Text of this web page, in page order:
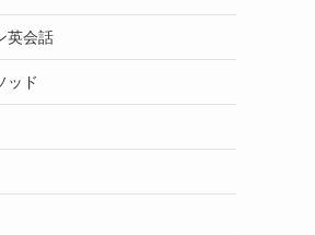
英会話
ッド